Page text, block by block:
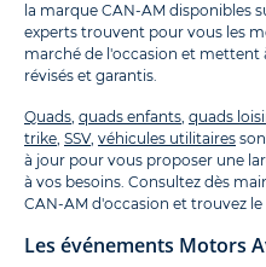
la marque CAN-AM disponibles
experts trouvent pour vous les
marché de l'occasion et mettent
révisés et garantis.
Quads, quads enfants, quads
trike, SSV, véhicules utilitaires
à jour pour vous proposer une
à vos besoins. Consultez dès
CAN-AM d'occasion et trouvez
Les événements Motors